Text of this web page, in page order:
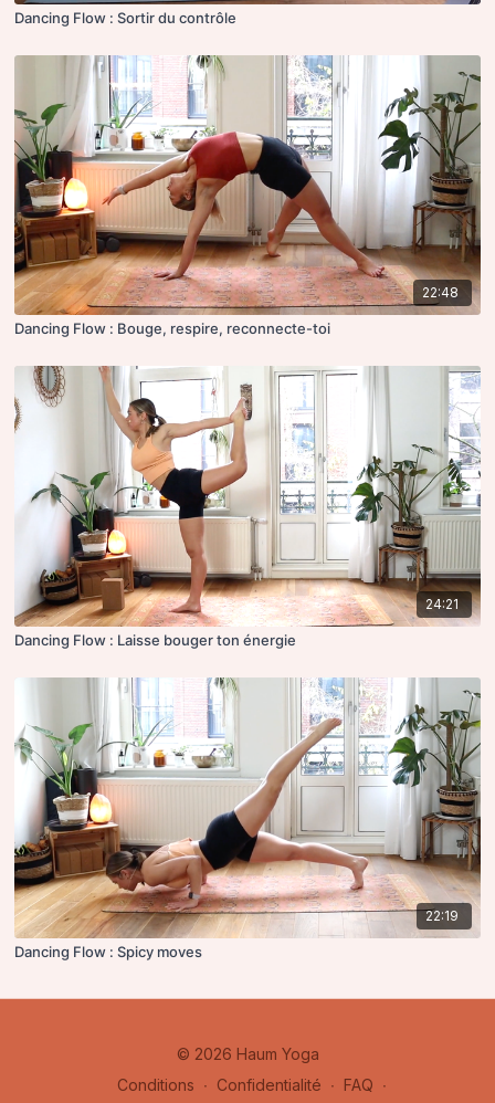
Dancing Flow : Sortir du contrôle
22:48
Dancing Flow : Bouge, respire, reconnecte-toi
24:21
Dancing Flow : Laisse bouger ton énergie
22:19
Dancing Flow : Spicy moves
© 2026 Haum Yoga
Conditions ∙ Confidentialité ∙ FAQ ∙